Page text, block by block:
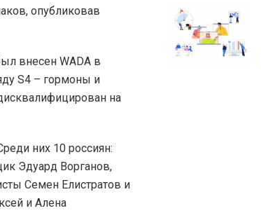
опубликовав
внесен WADA в
S4 – гормоны и
на
них 10 россиян:
Эдуард Ворганов,
Семен Елистратов и
и Алена